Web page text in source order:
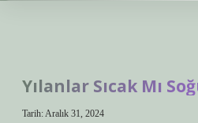
Yılanlar Sıcak Mı
Tarih: Aralık 31, 2024